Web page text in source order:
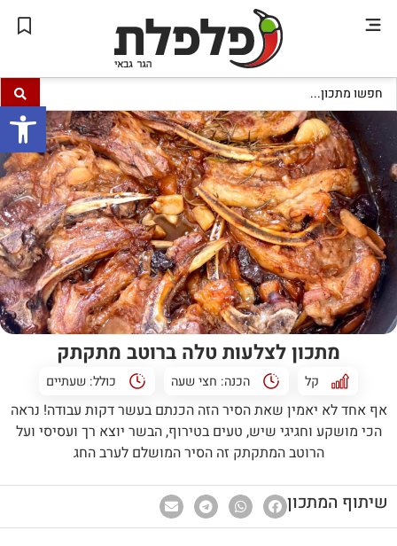
פתח
מתכון לצלעות טלה ברוטב מתקתק
קל הכנה: חצי שעה כולל: שעתיים
אף אחד לא יאמין שאת הסיר הזה הכנתם בעשר דקות עבודה! נראה
הכי מושקע וחגיגי שיש, טעים בטירוף, הבשר יוצא רך ועסיסי ועל
הרוטב המתקתק זה הסיר המושלם לערב החג
שיתוף המתכון